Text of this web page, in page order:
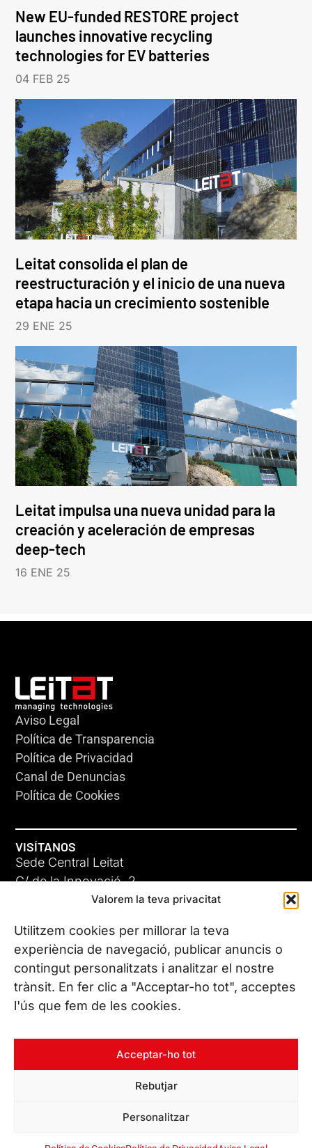
Valorem la teva privacitat
Utilitzem cookies per millorar la teva
experiència de navegació, publicar anuncis o
contingut personalitzats i analitzar el nostre
trànsit. En fer clic a "Acceptar-ho tot", acceptes
l'ús que fem de les cookies.
Acceptar-ho tot
Rebutjar
Personalitzar
New EU-funded RESTORE project
launches innovative recycling
technologies for EV batteries
04 FEB 25
Leitat consolida el plan de
reestructuración y el inicio de una nueva
etapa hacia un crecimiento sostenible
29 ENE 25
Leitat impulsa una nueva unidad para la
creación y aceleración de empresas
deep-tech
16 ENE 25
Aviso Legal
Política de Transparencia
Política de Privacidad
Canal de Denuncias
Política de Cookies
VISÍTANOS
Sede Central Leitat
C/ de la Innovació, 2
08225 Terrassa, (Barcelona)
Conoce todas nuestras sedes
CONTÁCTANOS
Tel. (+34) 937 882 300